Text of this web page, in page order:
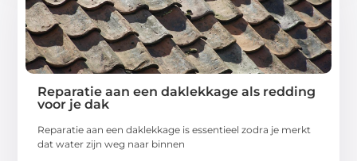
Reparatie aan een daklekkage als redding
voor je dak
Reparatie aan een daklekkage is essentieel zodra je merkt
dat water zijn weg naar binnen